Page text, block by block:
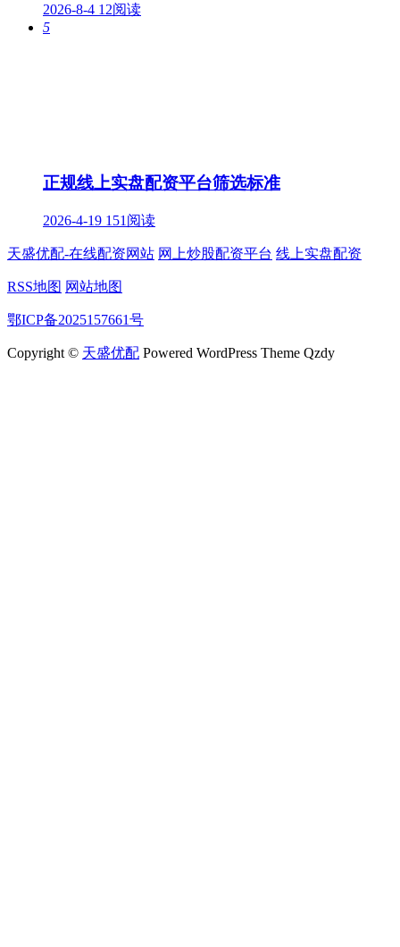
2026-8-4 12阅读
5
正规线上实盘配资平台筛选标准
2026-4-19 151阅读
天盛优配-在线配资网站 网上炒股配资平台 线上实盘配资
RSS地图 网站地图
鄂ICP备2025157661号
Copyright © 天盛优配 Powered WordPress Theme Qzdy